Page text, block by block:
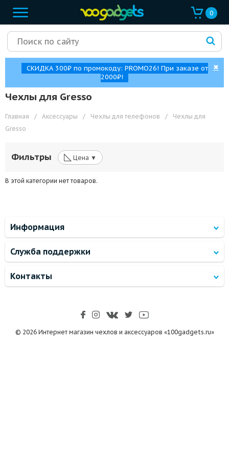
0
СКИДКА 300₽ по промокоду: PROMO26! При заказе от
2000₽!
✖
Чехлы для Gresso
Главная / Аксессуары / Чехлы для телефонов /
Чехлы для
Gresso
Фильтры ◺ Цена ▼
В этой категории нет товаров.
Информация
Служба поддержки
Контакты
© 2026 Интернет магазин чехлов и аксессуаров «100gadgets.ru»